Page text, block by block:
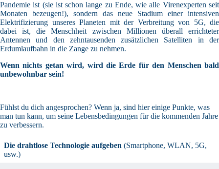
Pandemie ist (sie ist schon lange zu Ende, wie alle Virenexperten seit
Monaten bezeugen!), sondern das neue Stadium einer intensiven
Elektrifizierung unseres Planeten mit der Verbreitung von 5G, die
dabei ist, die Menschheit zwischen Millionen überall errichteter
Antennen und den zehntausenden zusätzlichen Satelliten in der
Erdumlaufbahn in die Zange zu nehmen.
Wenn nichts getan wird, wird die Erde für den Menschen bald
unbewohnbar sein!
Fühlst du dich angesprochen? Wenn ja, sind hier einige Punkte, was
man tun kann, um seine Lebensbedingungen für die kommenden Jahre
zu verbessern.
Die drahtlose Technologie aufgeben (Smartphone, WLAN, 5G,
usw.)